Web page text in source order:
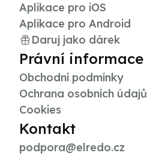
Aplikace pro iOS
Aplikace pro Android
Daruj jako dárek
Právní informace
Obchodní podmínky
Ochrana osobních údajů
Cookies
Kontakt
podpora@elredo.cz